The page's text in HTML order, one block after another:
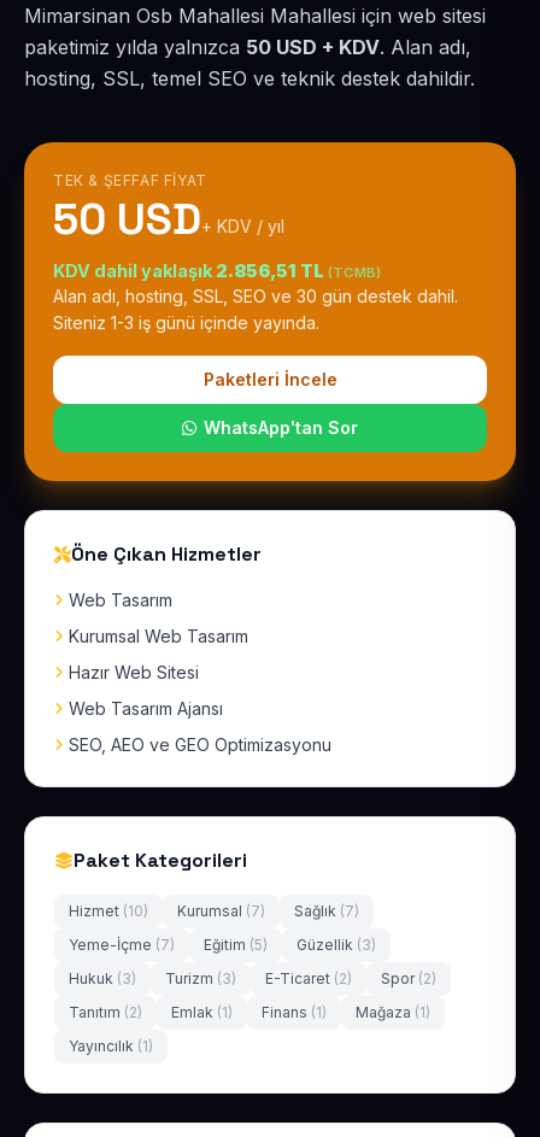
Mimarsinan Osb Mahallesi Mahallesi için web sitesi
paketimiz yılda yalnızca 50 USD + KDV. Alan adı,
hosting, SSL, temel SEO ve teknik destek dahildir.
TEK & ŞEFFAF FIYAT
50 USD+ KDV / yıl
KDV dahil yaklaşık 2.856,51 TL (TCMB)
Alan adı, hosting, SSL, SEO ve 30 gün destek dahil.
Siteniz 1-3 iş günü içinde yayında.
Paketleri İncele
WhatsApp'tan Sor
Öne Çıkan Hizmetler
Web Tasarım
Kurumsal Web Tasarım
Hazır Web Sitesi
Web Tasarım Ajansı
SEO, AEO ve GEO Optimizasyonu
Paket Kategorileri
Hizmet (10) Kurumsal (7) Sağlık (7)
Yeme-İçme (7) Eğitim (5) Güzellik (3)
Hukuk (3) Turizm (3) E-Ticaret (2) Spor (2)
Tanıtım (2) Emlak (1) Finans (1) Mağaza (1)
Yayıncılık (1)